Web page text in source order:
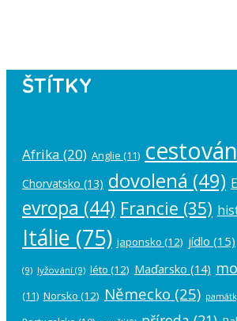
ŠTÍTKY
Afrika (20) Anglie (11)
Chorvatsko (13) dovolená (49)
evropa (44) Francie (35)
Itálie (75) japonsko (12) jídlo (15)
(9) lyžování (9) léto (12) Maďarsko (14)
(11) Norsko (12) Německo (25)